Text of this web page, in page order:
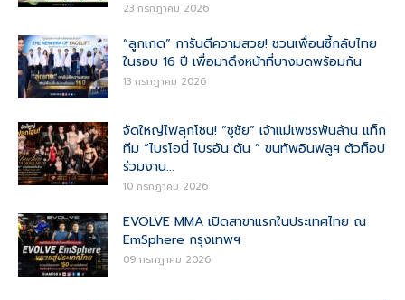
23 กรกฎาคม 2026
“ลูกเกด” การันตีความสวย! ชวนเพื่อนซี้กลับไทย
ในรอบ 16 ปี เพื่อมาดึงหน้าที่บางมดพร้อมกัน
13 กรกฎาคม 2026
จัดใหญ่ไฟลุกโชน! “ชูชัย” เจ้าแม่เพชรพันล้าน แท็ก
ทีม “ไบรโอนี่ ไบรอัน ตัน ” ขนทัพอินฟลูฯ ตัวท็อป
ร่วมงาน...
10 กรกฎาคม 2026
EVOLVE MMA เปิดสาขาแรกในประเทศไทย ณ
EmSphere กรุงเทพฯ
09 กรกฎาคม 2026